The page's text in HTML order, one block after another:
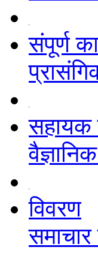
संपूर्ण
सहायक
विवरण